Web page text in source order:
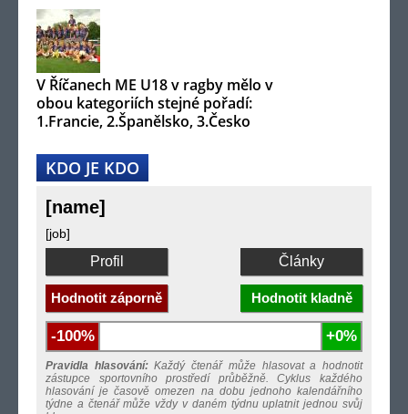
V Říčanech ME U18 v ragby mělo v
obou kategoriích stejné pořadí:
1.Francie, 2.Španělsko, 3.Česko
KDO JE KDO
[name]
[job]
Profil Články
Hodnotit záporně Hodnotit kladně
-100% +0%
Pravidla hlasování:Každý čtenář může hlasovat a hodnotit
zástupce sportovního prostředí průběžně. Cyklus každého
hlasování je časově omezen na dobu jednoho kalendářního
týdne a čtenář může vždy v daném týdnu uplatnit jednou svůj